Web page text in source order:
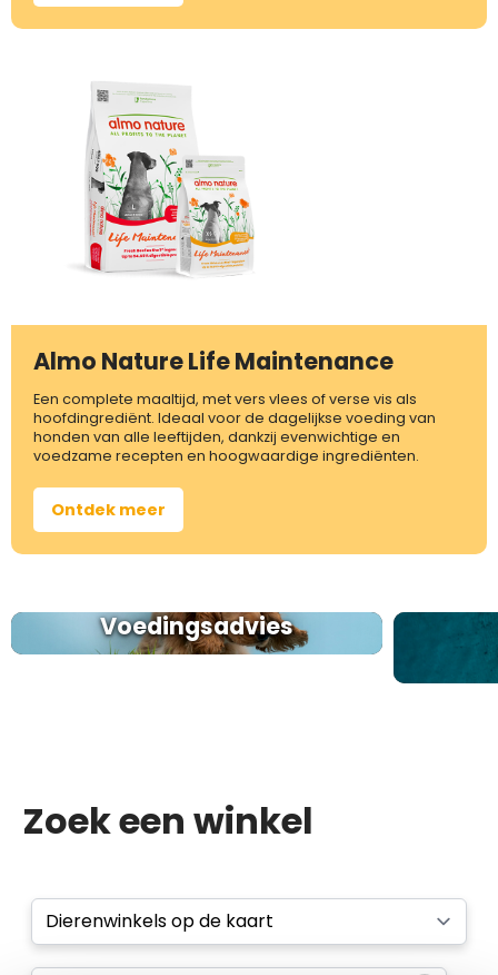
Almo Nature Life Maintenance
Een complete maaltijd, met vers vlees of verse vis als
hoofdingrediënt. Ideaal voor de dagelijkse voeding van
honden van alle leeftijden, dankzij evenwichtige en
voedzame recepten en hoogwaardige ingrediënten.
Ontdek meer
Voedingsadvies
Zoek een winkel
Select a tab